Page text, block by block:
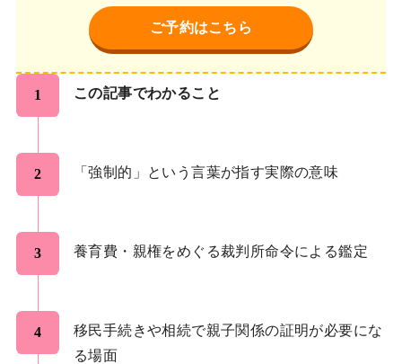
ご予約はこちら
この記事でわかること
「強制的」という言葉が指す実際の意味
養育費・親権をめぐる裁判所命令による鑑定
移民手続きや相続で親子関係の証明が必要にな
る場面